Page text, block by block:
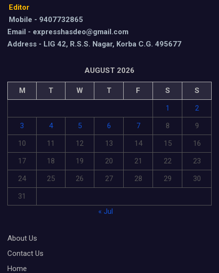
Editor
Mobile - 9407732865
Email - expresshasdeo@gmail.com
Address - LIG 42, R.S.S. Nagar, Korba C.G. 495677
AUGUST 2026
M T W T F S
S
1
2
3
4 5 6 7 8
9
10
11 12 13 14 15
16
17
18 19 20 21 22
23
24
25 26 27 28 29
30
31
« Jul
About Us
Contact Us
Home